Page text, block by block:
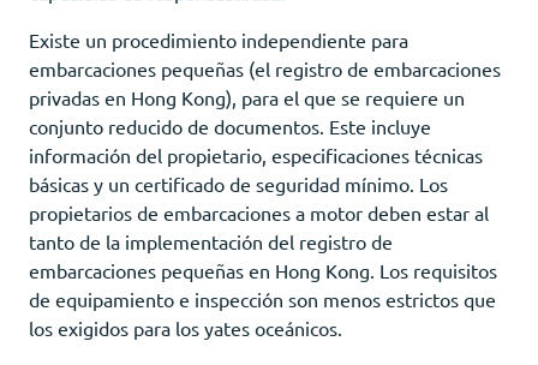
Existe un procedimiento independiente para
embarcaciones pequeñas (el registro de embarcaciones
privadas en Hong Kong), para el que se requiere un
conjunto reducido de documentos. Este incluye
información del propietario, especificaciones técnicas
básicas y un certificado de seguridad mínimo. Los
propietarios de embarcaciones a motor deben estar al
tanto de la implementación del registro de
embarcaciones pequeñas en Hong Kong. Los requisitos
de equipamiento e inspección son menos estrictos que
los exigidos para los yates oceánicos.